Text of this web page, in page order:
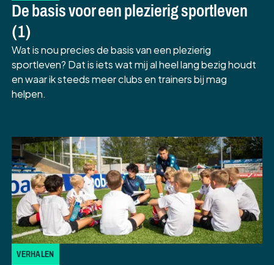
De basis voor een plezierig sportleven
(1)
Wat is nou precies de basis van een plezierig
sportleven? Dat is iets wat mij al heel lang bezig houdt
en waar ik steeds meer clubs en trainers bij mag
helpen.
VERHALEN